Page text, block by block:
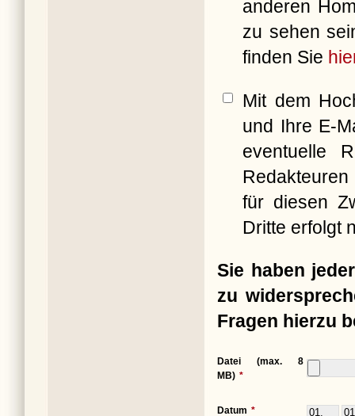
anderen
zu sehen
finden Sie
Mit dem
und Ihre E-
eventuelle
für diesen
Dritte erfolgt
Sie haben
zu
Fragen hierzu
Datei (max. 8
MB)
Datum